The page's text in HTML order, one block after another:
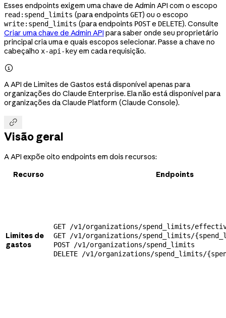
Esses endpoints exigem uma chave de Admin API com o escopo
read:spend_limits (para endpoints GET) ou o escopo
write:spend_limits (para endpoints POSTe DELETE). Consulte
Criar uma chave de Admin API para saber onde seu proprietário
principal cria uma e quais escopos selecionar. Passe a chave no
cabeçalho x-api-keyem cada requisição.

A API de Limites de Gastos está disponível apenas para
organizações do Claude Enterprise. Ela não está disponível para
organizações da Claude Platform (Claude Console).

Visão geral
A API expõe oito endpoints em dois recursos:
Recurso
Endpoints
Limites de
gastos
GET /v1/organizations/spend_limits/
GET /v1/organizations/spend_limits/
POST /v1/organizations/spend_limits
DELETE /v1/organizations/spend_limits/